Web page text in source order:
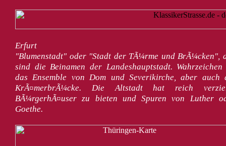
Erfurt
"Blumenstadt" oder "Stadt der TÃ¼rme und BrÃ¼cken",
sind die Beinamen der Landeshauptstadt.
das Ensemble von Dom und Severikirche, aber auch
KrÃ¤merbrÃ¼cke. Die Altstadt hat reich
BÃ¼rgerhÃ¤user zu bieten und Spuren von Luther
Goethe.